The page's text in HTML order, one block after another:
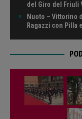
del Giro del Friuli
Nuoto – Vittorino
Ragazzi con Pilla